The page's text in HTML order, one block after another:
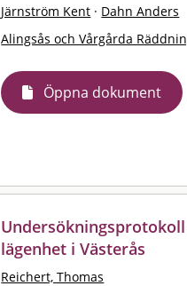
Järnström Kent · Dahn Anders
Alingsås och Vårgårda
Öppna dokument
lägenhet i Västerås
Reichert, Thomas